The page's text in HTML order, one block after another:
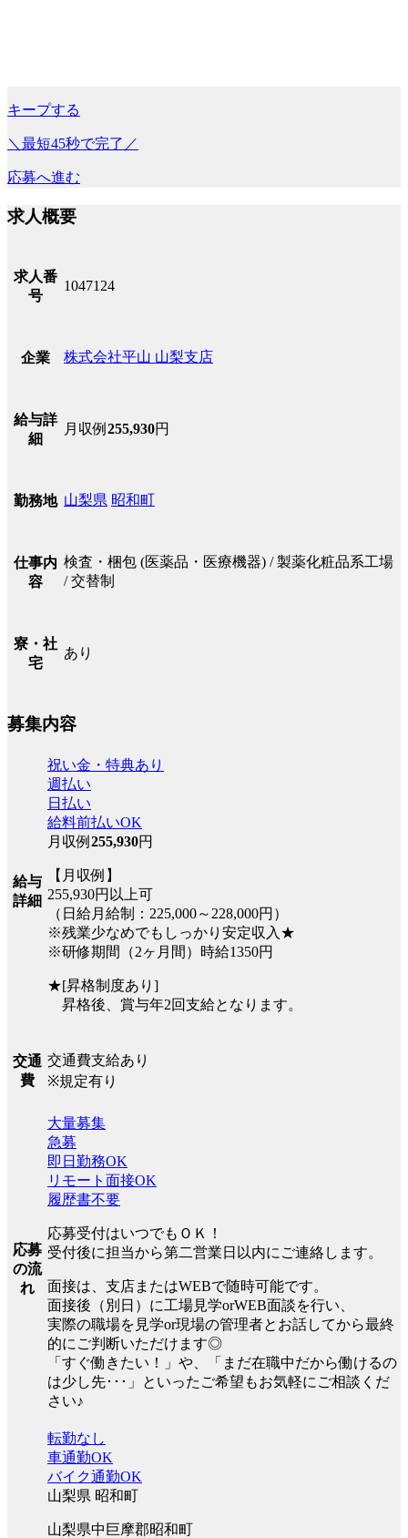
キープする
＼最短45秒で完了／
応募へ進む
求人概要
求人番
号
1047124
企業 株式会社平山 山梨支店
給与詳
細
月収例 255,930円
勤務地 山梨県 昭和町
仕事内
容
検査・梱包 (医薬品・医療機器) / 製薬化粧品系工場
/ 交替制
寮・社
宅
あり
募集内容
給与
詳細
祝い金・特典あり
週払い
日払い
給料前払いOK
月収例 255,930円
【月収例】
255,930円以上可
（日給月給制：225,000～228,000円）
※残業少なめでもしっかり安定収入★
※研修期間（2ヶ月間）時給1350円
★[昇格制度あり]
昇格後、賞与年2回支給となります。
交通
費
交通費支給あり
※規定有り
応募
の流
れ
大量募集
急募
即日勤務OK
リモート面接OK
履歴書不要
応募受付はいつでもＯＫ！
受付後に担当から第二営業日以内にご連絡します。
面接は、支店またはWEBで随時可能です。
面接後（別日）に工場見学orWEB面談を行い、
実際の職場を見学or現場の管理者とお話してから最終
的にご判断いただけます◎
「すぐ働きたい！」や、「まだ在職中だから働けるの
は少し先･･･」といったご希望もお気軽にご相談くだ
さい♪
転勤なし
車通勤OK
バイク通勤OK
山梨県 昭和町
山梨県中巨摩郡昭和町